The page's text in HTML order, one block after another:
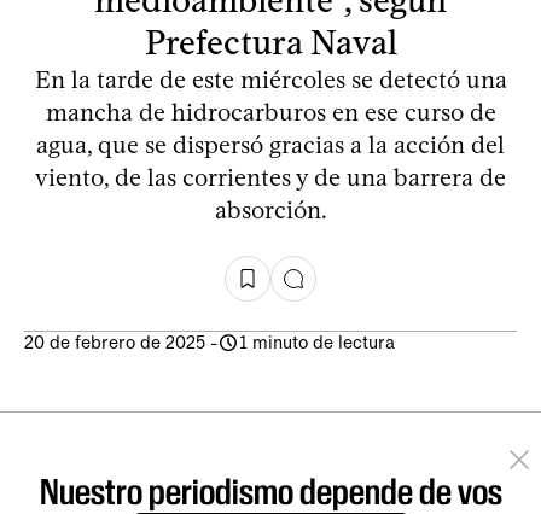
Prefectura Naval
En la tarde de este miércoles se detectó una
mancha de hidrocarburos en ese curso de
agua, que se dispersó gracias a la acción del
viento, de las corrientes y de una barrera de
absorción.
20 de febrero de 2025 - 1 minuto de lectura
Nuestro periodismo depende de vos